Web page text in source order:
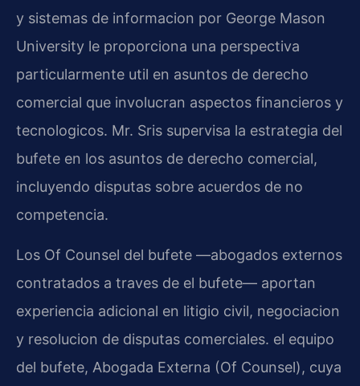
y sistemas de informacion por George Mason
University le proporciona una perspectiva
particularmente util en asuntos de derecho
comercial que involucran aspectos financieros y
tecnologicos. Mr. Sris supervisa la estrategia del
bufete en los asuntos de derecho comercial,
incluyendo disputas sobre acuerdos de no
competencia.
Los Of Counsel del bufete —abogados externos
contratados a traves de el bufete— aportan
experiencia adicional en litigio civil, negociacion
y resolucion de disputas comerciales. el equipo
del bufete, Abogada Externa (Of Counsel), cuya